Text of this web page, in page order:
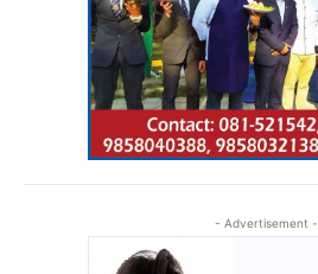
- Advertisement -